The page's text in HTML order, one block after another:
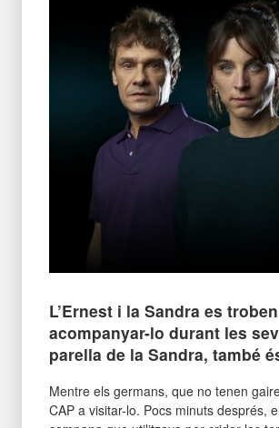
L’Ernest i la Sandra es
acompanyar-lo durant les
parella de la Sandra, també
Mentre els germans, que no tenen
CAP a visitar-lo. Pocs minuts després,